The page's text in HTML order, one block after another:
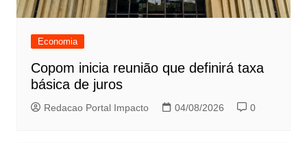
Economia
Copom inicia reunião que definirá taxa
básica de juros
Redacao Portal Impacto 04/08/2026 0